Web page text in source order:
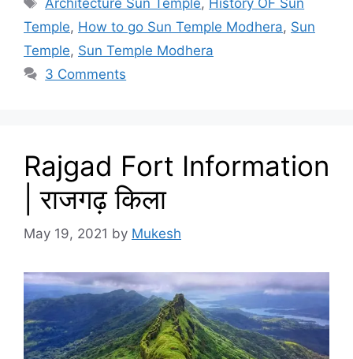
Temple, How to go Sun Temple Modhera, Sun
Temple, Sun Temple Modhera
3 Comments
Rajgad Fort Information
| राजगढ़ किला
May 19, 2021 by Mukesh